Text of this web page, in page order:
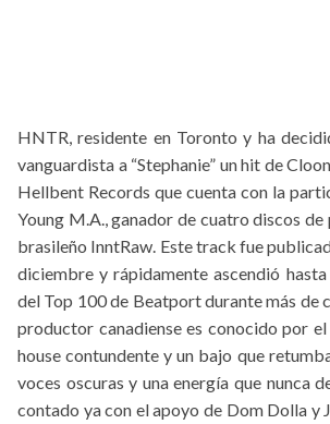
HNTR, residente en Toronto y ha
vanguardista a “Stephanie” un hit de
Hellbent Records que cuenta con la
Young M.A., ganador de cuatro discos
brasileño InntRaw. Este track fue
diciembre y rápidamente ascendió
del Top 100 de Beatport durante más de
productor canadiense es conocido por
house contundente y un bajo que
voces oscuras y una energía que nunca
contado ya con el apoyo de Dom Dolla y